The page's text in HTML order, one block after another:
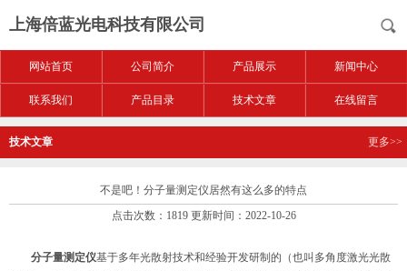
上海倍蓝光电科技有限公司
网站首页 公司简介 产品展示 新闻中心
联系我们 产品目录 技术文章 在线留言
技术文章 更多>>
不是吧！分子量测定仪居然有这么多的特点
点击次数：1819 更新时间：2022-10-26
分子量测定仪基于多年光散射技术和经验开发研制的（也叫多角度激光光散